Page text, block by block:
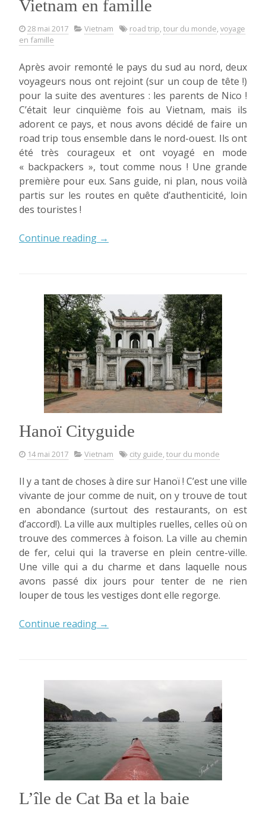
Vietnam en famille
28 mai 2017 Vietnam road trip, tour du monde, voyage
en famille
Après avoir remonté le pays du sud au nord, deux
voyageurs nous ont rejoint (sur un coup de tête !)
pour la suite des aventures : les parents de Nico !
C’était leur cinquième fois au Vietnam, mais ils
adorent ce pays, et nous avons décidé de faire un
road trip tous ensemble dans le nord-ouest. Ils ont
été très courageux et ont voyagé en mode
« backpackers », tout comme nous ! Une grande
première pour eux. Sans guide, ni plan, nous voilà
partis sur les routes en quête d’authenticité, loin
des touristes !
Continue reading « Road
nord
du
Vietnam
en
famille »
→
Hanoï Cityguide
14 mai 2017 Vietnam city guide, tour du monde
Il y a tant de choses à dire sur Hanoï ! C’est une ville
vivante de jour comme de nuit, on y trouve de tout
en abondance (surtout des restaurants, on est
d’accord!). La ville aux multiples ruelles, celles où on
trouve des commerces à foison. La ville au chemin
de fer, celui qui la traverse en plein centre-ville.
Une ville qui a du charme et dans laquelle nous
avons passé dix jours pour tenter de ne rien
louper de tous les vestiges dont elle regorge.
Continue reading « Hanoï
→
L’île de Cat Ba et la baie